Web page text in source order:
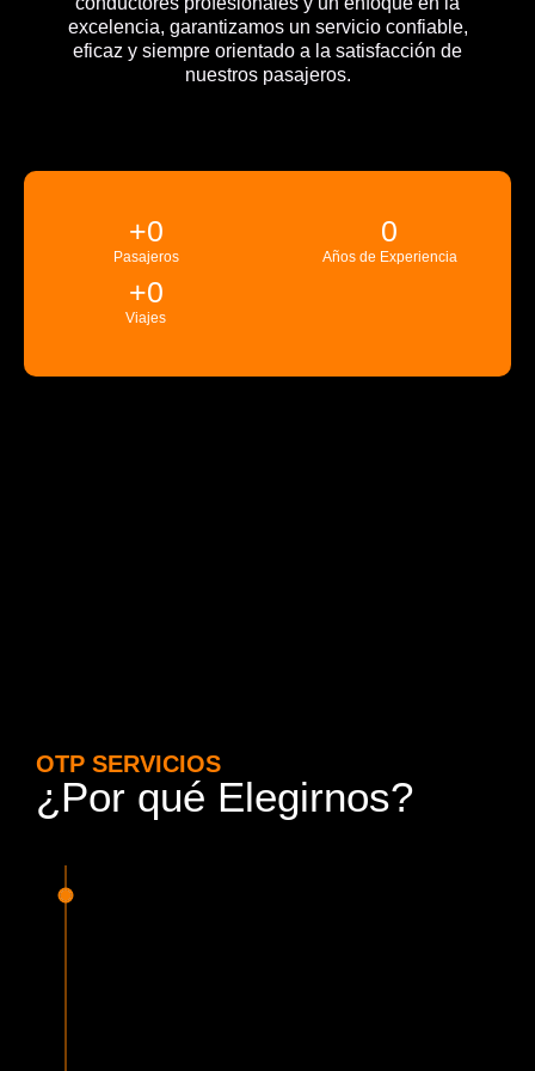
excelencia, garantizamos un servicio confiable,
eficaz y siempre orientado a la satisfacción de
nuestros pasajeros.
Pasajeros
+0
Años de Experiencia
0
Viajes
+0
OTP SERVICIOS
¿Por qué Elegirnos?